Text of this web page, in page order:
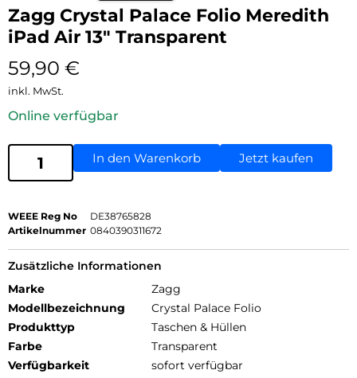
Zagg Crystal Palace Folio Meredith
iPad Air 13″ Transparent
59,90 €
inkl. MwSt.
Online verfügbar
In den Warenkorb Jetzt kaufen
WEEE Reg No
DE38765828
Artikelnummer 0840390311672
Zusätzliche Informationen
Marke
Zagg
Modellbezeichnung
Crystal Palace Folio
Produkttyp
Taschen & Hüllen
Farbe
Transparent
Verfügbarkeit
sofort verfügbar